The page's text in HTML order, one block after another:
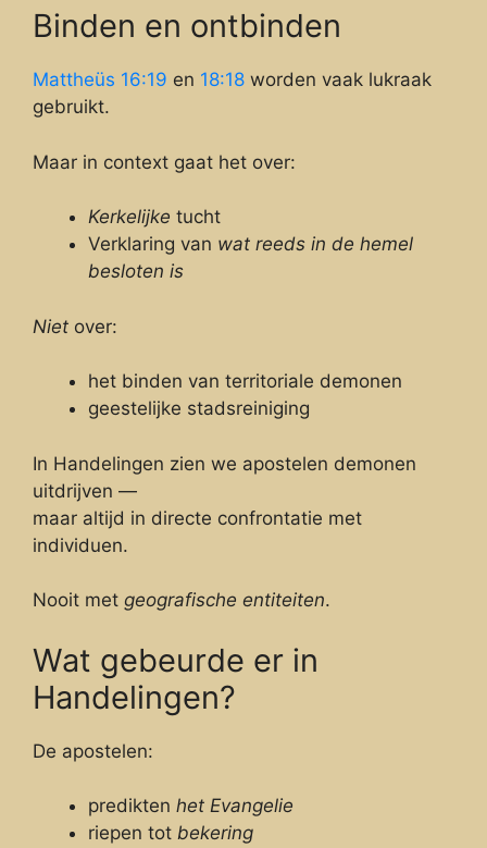
Binden en ontbinden
Mattheüs 16:19 en 18:18 worden vaak lukraak
gebruikt.
Maar in context gaat het over:
Kerkelijke tucht
Verklaring van wat reeds in de hemel
besloten is
Niet over:
het binden van territoriale demonen
geestelijke stadsreiniging
In Handelingen zien we apostelen demonen
uitdrijven —
maar altijd in directe confrontatie met
individuen.
Nooit met geografische entiteiten.
Wat gebeurde er in
Handelingen?
De apostelen:
predikten het Evangelie
riepen tot bekering